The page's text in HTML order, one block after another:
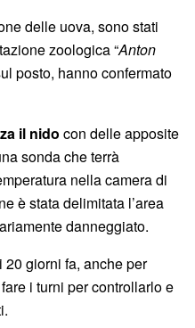
delle uova, sono stati
zoologica “Anton
posto, hanno confermato
il nido con delle apposite
sonda che terrà
nella camera di
è stata delimitata l’area
danneggiato.
20 giorni fa, anche per
i turni per controllarlo e